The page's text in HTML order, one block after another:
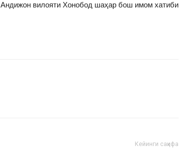
Андижон вилояти Хонобод шаҳар бош имом хатиби
Кейинги саҳифа